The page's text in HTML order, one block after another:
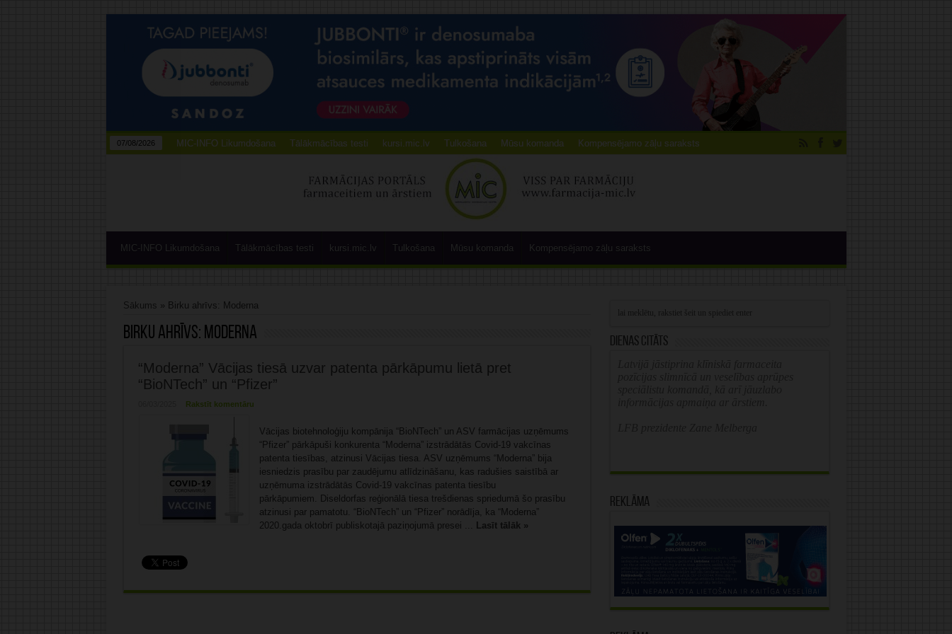
07/08/2026 MIC-INFO Likumdošana Tālākmācības testi kursi.mic.lv Tulkošana Mūsu komanda Kompensējamo zāļu saraksts
MIC-INFO Likumdošana Tālākmācības testi kursi.mic.lv Tulkošana Mūsu komanda Kompensējamo zāļu saraksts
Sākums » Birku ahrīvs: Moderna
Birku ahrīvs: Moderna
“Moderna” Vācijas tiesā uzvar patenta pārkāpumu lietā pret
“BioNTech” un “Pfizer”
Rakstīt komentāru
Vācijas biotehnoloģiju kompānija “BioNTech” un ASV farmācijas uzņēmums
“Pfizer” pārkāpuši konkurenta “Moderna” izstrādātās Covid-19 vakcīnas
patenta tiesības, atzinusi Vācijas tiesa. ASV uzņēmums “Moderna” bija
iesniedzis prasību par zaudējumu atlīdzināšanu, kas radušies saistībā ar
uzņēmuma izstrādātās Covid-19 vakcīnas patenta tiesību
pārkāpumiem. Diseldorfas reģionālā tiesa trešdienas spriedumā šo prasību
atzinusi par pamatotu. “BioNTech” un “Pfizer” norādīja, ka “Moderna”
2020.gada oktobrī publiskotajā paziņojumā presei ... Lasīt tālāk »
Dienas citāts
Reklāma